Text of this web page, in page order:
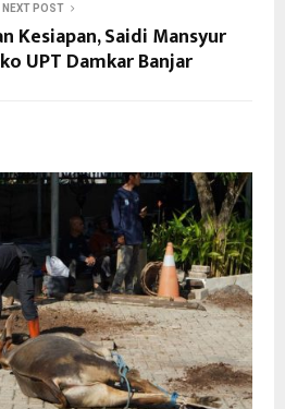
NEXT POST
Kesiapan, Saidi Mansyur
UPT Damkar Banjar